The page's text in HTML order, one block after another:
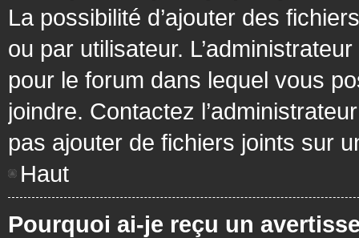
La possibilité d’ajouter des
ou par utilisateur.
pour le forum dans lequel vous
joindre. Contactez
pas ajouter de fichiers joints sur
Haut
Pourquoi ai-je reçu un